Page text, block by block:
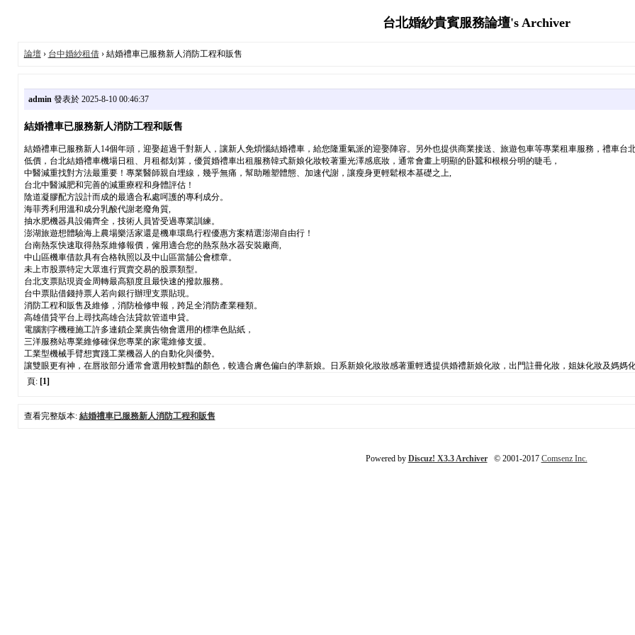
台北婚紗貴賓服務論壇's Archiver
論壇› 台中婚紗租借› 結婚禮車已服務新人消防工程和販售
admin發表於 2025-8-10 00:46:37
結婚禮車已服務新人消防工程和販售
結婚禮車已服務新人14個年頭，迎娶超過千對新人，讓新人免煩惱結婚禮車，給您隆重氣派的迎娶陣容。另外也提供商業接送、旅遊包車等專業租車服務，禮車
低價，台北結婚禮車機場日租、月租都划算，優質婚禮車出租服務韓式新娘化妝較著重光澤感底妝，通常會畫上明顯的卧蠶和根根分明的睫毛，
中醫減重找對方法最重要！專業醫師親自埋線，幾乎無痛，幫助雕塑體態、加速代謝，讓瘦身更輕鬆根本基礎之上,
台北中醫減肥和完善的減重療程和身體評估！
陰道凝膠配方設計而成的最適合私處呵護的專利成分。
海菲秀利用溫和成分乳酸代謝老廢角質,
抽水肥機器具設備齊全，技術人員皆受過專業訓練。
澎湖旅遊想體驗海上農場樂活家還是機車環島行程優惠方案精選澎湖自由行！
台南熱泵快速取得熱泵維修報價，僱用適合您的熱泵熱水器安裝廠商,
中山區機車借款具有合格執照以及中山區當舖公會標章。
未上市股票特定大眾進行買賣交易的股票類型。
台北支票貼現資金周轉最高額度且最快速的撥款服務。
台中票貼借錢持票人若向銀行辦理支票貼現。
消防工程和販售及維修，消防檢修申報，跨足全消防產業種類。
高雄借貸平台上尋找高雄合法貸款管道申貸。
電腦割字機種施工許多連鎖企業廣告物會選用的標準色貼紙，
三洋服務站專業維修確保您專業的家電維修支援。
工業型機械手臂想實踐工業機器人的自動化與優勢。
讓雙眼更有神，在唇妝部分通常會選用較鮮豔的顏色，較適合膚色偏白的準新娘。日系新娘化妝妝感著重輕透提供婚禮新娘化妝，出門註冊化妝，姐妹化妝及媽媽
頁: [1]
查看完整版本: 結婚禮車已服務新人消防工程和販售
Powered by Discuz! X3.3 Archiver© 2001-2017 Comsenz Inc.